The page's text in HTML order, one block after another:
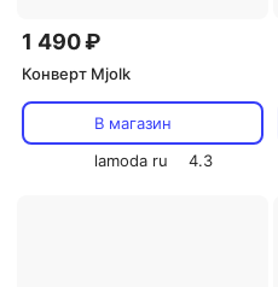
1 490 ₽
Конверт Mjolk
В магазин
lamoda ru
4.3